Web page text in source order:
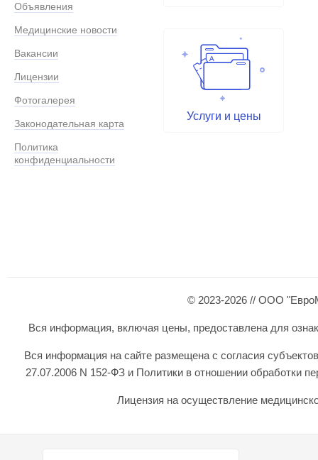
Объявления
Медицинские новости
Вакансии
Лицензии
Фотогалерея
Законодательная карта
Политика
конфиденциальности
Услуги и цены
© 2023-2026 // ООО
Вся информация, включая цены, предоставлена для
Вся информация на сайте размещена с согласия
27.07.2006 N 152-ФЗ и Политики в отношении обработки
Лицензия на осуществление